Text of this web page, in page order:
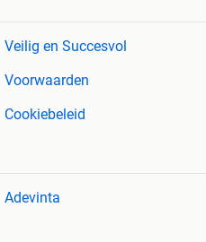
Veilig en Succesvol
Voorwaarden
Cookiebeleid
Adevinta